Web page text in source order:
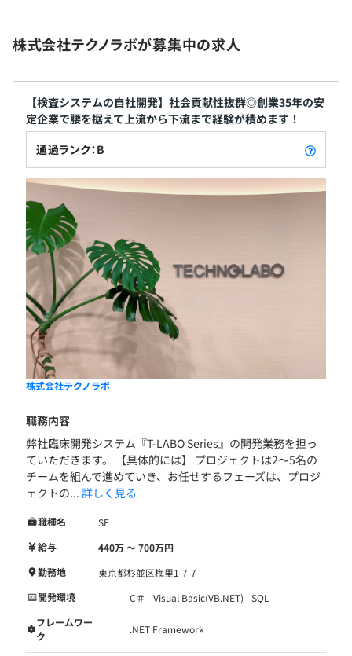
■通勤手当（月額50,000円まで／会社規定に基づき支
給）
■残業手当（超過分別途支給）
賞与実績年2回（年平均3カ月分)＋決算賞与
年に1度、6月に昇降格
健康保険、厚生年金保険、雇用保険、労災保険
無期雇用
3カ月（試用期間中は慶弔休暇含む有給休暇のみ対象外・
それ以外の待遇に差異なし・延長の場合は最長6ヶ月ま
で）
株式会社テクノラボが募集中の求人
【検査システムの自社開発】社会貢献性抜群◎創業35年の安
定企業で腰を据えて上流から下流まで経験が積めます！
通過ランク：B
株式会社テクノラボ
職務内容
弊社臨床開発システム『T-LABO Series』の開発業務を担っ
ていただきます。 【具体的には】 プロジェクトは2～5名の
チームを組んで進めていき、お任せするフェーズは、プロジ
ェクトの... 詳しく見る
職種名
SE
給与
440万 〜 700万円
勤務地
東京都杉並区梅里1-7-7
開発環境
C＃ Visual Basic(VB.NET)
SQL
フレームワー
ク
.NET Framework